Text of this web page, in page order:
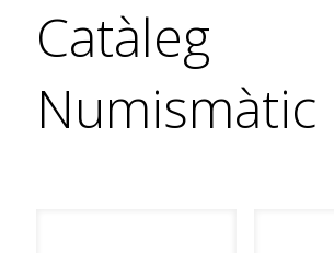
Catàleg
Numismàtic